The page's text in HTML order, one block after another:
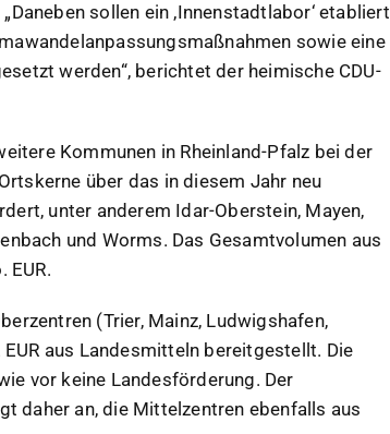
sollen ein ‚Innenstadtlabor‘ etabliert
sowie eine
werden“, berichtet der heimische CDU-
Kommunen in Rheinland-Pfalz bei der
über das in diesem Jahr neu
unter anderem Idar-Oberstein, Mayen,
und Worms. Das Gesamtvolumen aus
EUR.
(Trier, Mainz, Ludwigshafen,
aus Landesmitteln bereitgestellt. Die
vor keine Landesförderung. Der
daher an, die Mittelzentren ebenfalls aus